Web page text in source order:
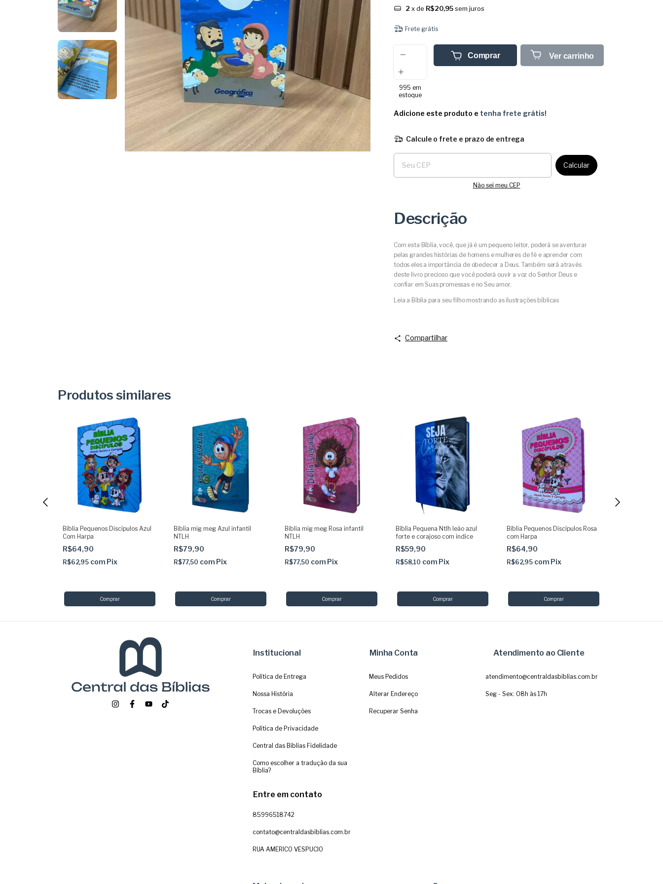
2 x de R$20,95sem juros
Frete grátis
995 em
estoque
Comprar Ver carrinho
Adicione este produto e tenha frete grátis!
Calcule o frete e prazo de entrega
Entregas para o CEP:
Calcular
Não sei meu CEP
Descrição
Com esta Bíblia, você, que já é um pequeno leitor, poderá se aventurar
pelas grandes histórias de homens e mulheres de fé e aprender com
todos eles a importância de obedecer a Deus. Também será através
deste livro precioso que você poderá ouvir a voz do Senhor Deus e
confiar em Suas promessas e no Seu amor.
Leia a Bíblia para seu filho mostrando as ilustrações bíblicas
Compartilhar
Produtos similares
Bíblia Pequenos Discípulos Azul
Com Harpa
R$64,90
R$62,95 com Pix
Biblia mig meg Azul infantil
NTLH
R$79,90
R$77,50 com Pix
Biblia mig meg Rosa infantil
NTLH
R$79,90
R$77,50 com Pix
Bíblia Pequena Ntlh leão azul
forte e corajoso com indice
R$59,90
R$58,10 com Pix
Bíblia Pequenos Discípulos Rosa
com Harpa
R$64,90
R$62,95 com Pix
Institucional
Política de Entrega
Nossa História
Trocas e Devoluções
Política de Privacidade
Central das Biblias Fidelidade
Como escolher a tradução da sua
Bíblia?
Minha Conta
Meus Pedidos
Alterar Endereço
Recuperar Senha
Atendimento ao Cliente
atendimento@centraldasbiblias.com.br
Seg - Sex: 08h às 17h
Entre em contato
85996518742
contato@centraldasbiblias.com.br
RUA AMERICO VESPUCIO